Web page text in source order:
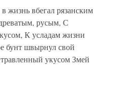
жизнь вбегал рязанским
русым, С
К усладам жизни
бунт швырнул свой
укусом Змей